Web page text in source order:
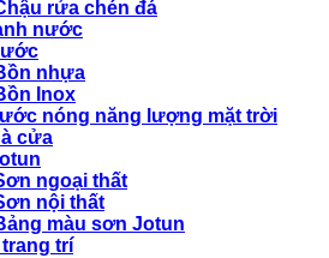
rửa chén đá
nước
nhựa
Inox
nóng năng lượng mặt trời
cửa
ngoại thất
nội thất
màu sơn Jotun
trí